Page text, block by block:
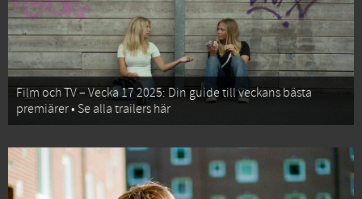
Film och TV – Vecka 17 2025: Din guide till veckans bästa
premiärer • Se alla trailers här